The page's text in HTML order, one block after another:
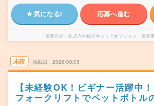
気になる! 応募へ進む
派遣会社 株式会社綜合キャリアオプション 製造事
未読 掲載日 2026/08/06
【未経験OK！ビギナー活躍中
フォークリフトでペットボトル